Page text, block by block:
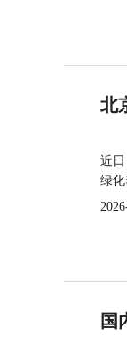
北
近
绿
国